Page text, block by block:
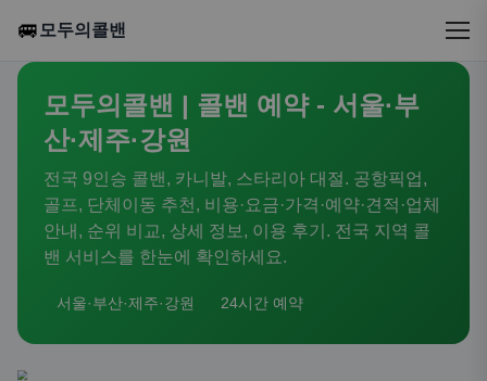
🚐 모두의콜밴
모두의콜밴 | 콜밴 예약 - 서울·부
산·제주·강원
전국 9인승 콜밴, 카니발, 스타리아 대절. 공항픽업,
골프, 단체이동 추천, 비용·요금·가격·예약·견적·업체
안내, 순위 비교, 상세 정보, 이용 후기. 전국 지역 콜
밴 서비스를 한눈에 확인하세요.
서울·부산·제주·강원 24시간 예약